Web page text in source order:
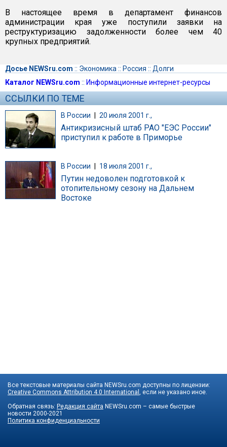
В настоящее время в департамент финансов
администрации края уже поступили заявки на
реструктуризацию задолженности более чем 40
крупных предприятий.
Досье NEWSru.com :: Экономика :: Россия :: Долги
Каталог NEWSru.com :: Информационные интернет-ресурсы
ССЫЛКИ ПО ТЕМЕ
В России | 20 июля 2001 г.,
Антикризисный штаб РАО "ЕЭС России"
приступил к работе в Приморье
В России 18 июля 2001 г.,
Путин недоволен подготовкой к
отопительному сезону на Дальнем
Востоке
Все текстовые материалы сайта NEWSru.com доступны по лицензии:
Creative Commons Attribution 4.0 International , если не указано иное.
Обратная связь: Редакция сайта NEWSru.com – самые быстрые
новости 2000-2021
Политика конфиденциальности